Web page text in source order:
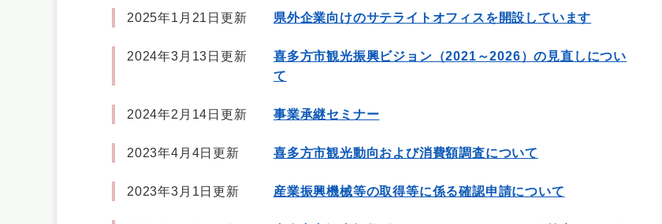
2025年1月21日更新 県外企業向けのサテライトオフィスを開設しています
2024年3月13日更新
喜多方市観光振興ビジョン（2021～2026）の見直しについ
て
2024年2月14日更新 事業承継セミナー
2023年4月4日更新 喜多方市観光動向および消費額調査について
2023年3月1日更新 産業振興機械等の取得等に係る確認申請について